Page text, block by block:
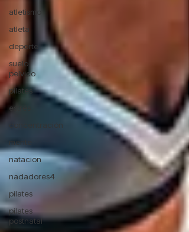
atletismo
atleta
deporte
suelo
pelvico
pilates
estrés
concentración
mente
natacion
nadadores4
pilates
pilates
postnatal